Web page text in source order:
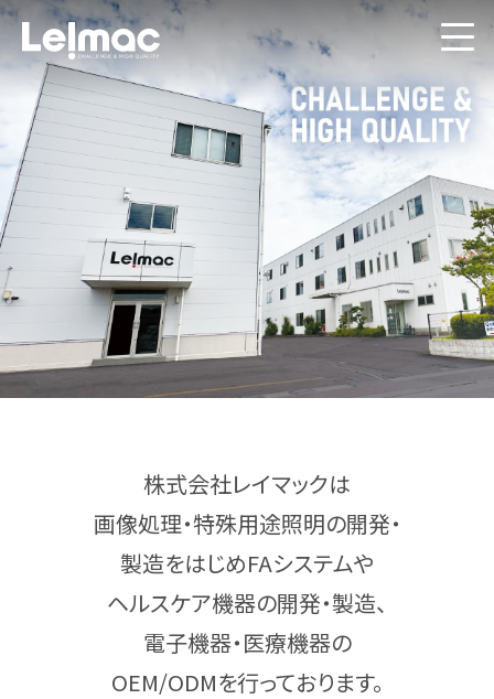
株式会社レイマックは
画像処理・特殊用途照明の開発・
製造をはじめFAシステムや
ヘルスケア機器の開発・製造、
電子機器・医療機器の
OEM/ODMを行っております。